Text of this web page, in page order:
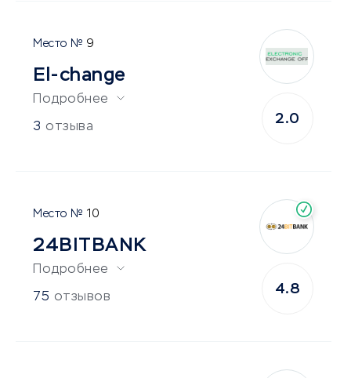
9
El-change
Подробнее
3 отзыва
2.0
10
24BITBANK
Подробнее
75 отзывов
4.8